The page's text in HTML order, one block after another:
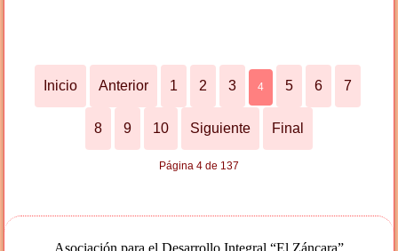
Inicio Anterior 1 2 3 4 5 6 7
8 9 10 Siguiente Final
Página 4 de 137
Asociación para el Desarrollo Integral “El Záncara”